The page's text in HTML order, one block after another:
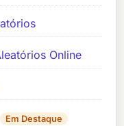
Online
Em Destaque